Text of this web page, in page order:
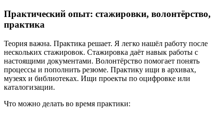
Практический опыт: стажировки, волонтёрство,
практика
Теория важна. Практика решает. Я легко нашёл работу после
нескольких стажировок. Стажировка даёт навык работы с
настоящими документами. Волонтёрство помогает понять
процессы и пополнить резюме. Практику ищи в архивах,
музеях и библиотеках. Ищи проекты по оцифровке или
каталогизации.
Что можно делать во время практики: